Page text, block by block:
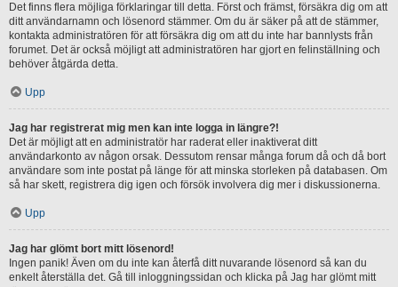
Det finns flera möjliga förklaringar till detta. Först och främst, försäkra dig om att
ditt användarnamn och lösenord stämmer. Om du är säker på att de stämmer,
kontakta administratören för att försäkra dig om att du inte har bannlysts från
forumet. Det är också möjligt att administratören har gjort en felinställning och
behöver åtgärda detta.
Upp
Jag har registrerat mig men kan inte logga in längre?!
Det är möjligt att en administratör har raderat eller inaktiverat ditt
användarkonto av någon orsak. Dessutom rensar många forum då och då bort
användare som inte postat på länge för att minska storleken på databasen. Om
så har skett, registrera dig igen och försök involvera dig mer i diskussionerna.
Upp
Jag har glömt bort mitt lösenord!
Ingen panik! Även om du inte kan återfå ditt nuvarande lösenord så kan du
enkelt återställa det. Gå till inloggningssidan och klicka på Jag har glömt mitt